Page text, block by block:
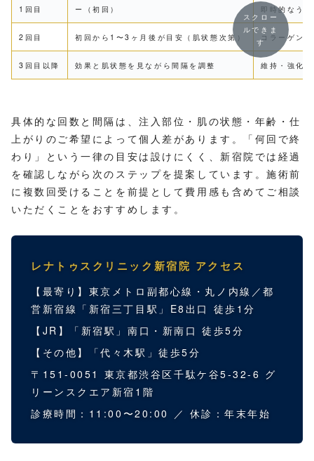
1回目 ー（初回） 即時的なう
2回目 初回から1〜3ヶ月後が目安（肌状態次第） コラーゲン
3回目以降 効果と肌状態を見ながら間隔を調整 維持・強化
スクロー
ルできま
す
具体的な回数と間隔は、注入部位・肌の状態・年齢・仕
上がりのご希望によって個人差があります。「何回で終
わり」という一律の目安は設けにくく、新宿院では経過
を確認しながら次のステップを提案しています。施術前
に複数回受けることを前提として費用感も含めてご相談
いただくことをおすすめします。
レナトゥスクリニック新宿院 アクセス
【最寄り】東京メトロ副都心線・丸ノ内線／都
営新宿線「新宿三丁目駅」E8出口 徒歩1分
【JR】「新宿駅」南口・新南口 徒歩5分
【その他】「代々木駅」徒歩5分
〒151-0051 東京都渋谷区千駄ケ谷5-32-6 グ
リーンスクエア新宿1階
診療時間：11:00〜20:00 ／ 休診：年末年始